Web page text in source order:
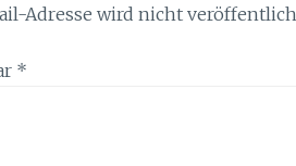
Adresse wird nicht
*